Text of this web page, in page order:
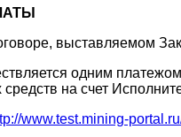
выставляемом
одним
на счет
www.test.mining-